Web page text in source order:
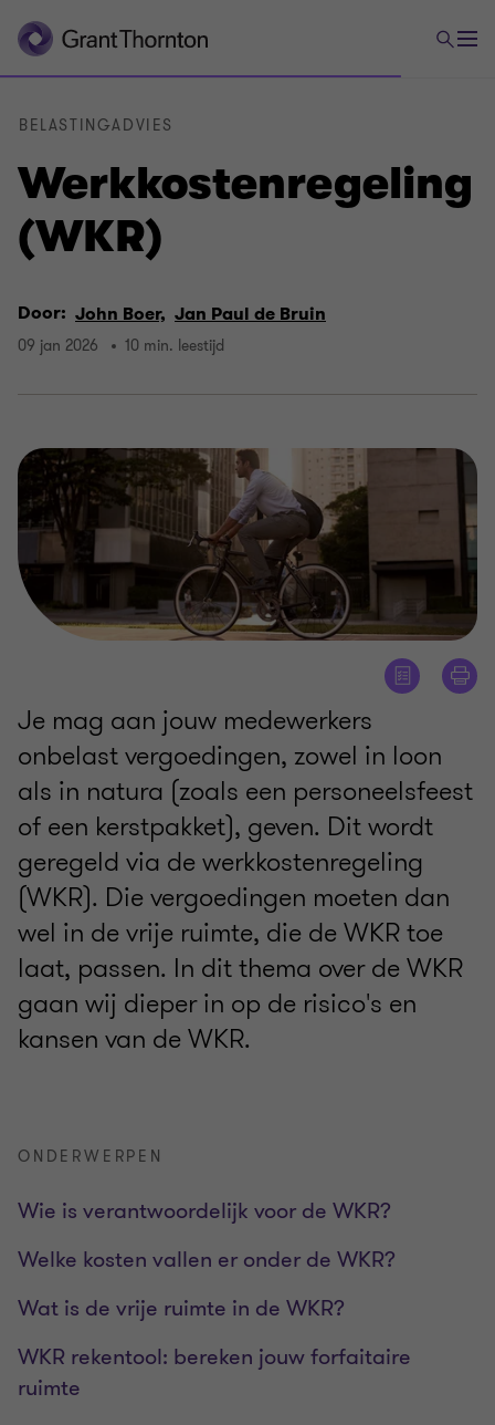
Werkkostenregeling
(WKR)
BELASTINGADVIES
Door: John Boer, Jan Paul de Bruin
09 jan 2026 10 min. leestijd
Je mag aan jouw medewerkers
onbelast vergoedingen, zowel in loon
als in natura (zoals een personeelsfeest
of een kerstpakket), geven. Dit wordt
geregeld via de werkkostenregeling
(WKR). Die vergoedingen moeten dan
wel in de vrije ruimte, die de WKR toe
laat, passen. In dit thema over de WKR
gaan wij dieper in op de risico's en
kansen van de WKR.
ONDERWERPEN
Wie is verantwoordelijk voor de WKR?
Welke kosten vallen er onder de WKR?
Wat is de vrije ruimte in de WKR?
WKR rekentool: bereken jouw forfaitaire
ruimte